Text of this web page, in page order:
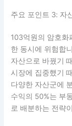
주요 포인트 3: 자
103억원의 암호화
한 동시에 위험합
자산으로 바꿨기
시장에 집중했기
다양한 자산군에
수익의 50%는 부
로 배분하는 전략